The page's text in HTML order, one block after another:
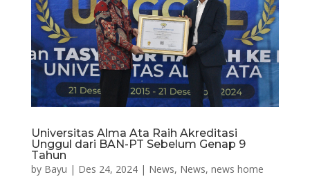
Universitas Alma Ata Raih Akreditasi
Unggul dari BAN-PT Sebelum Genap 9
Tahun
by Bayu | Des 24, 2024| News, News, news home